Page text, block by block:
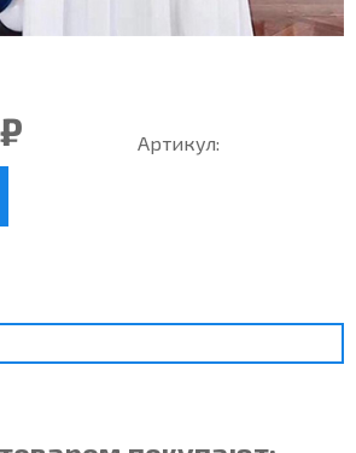
Артикул: